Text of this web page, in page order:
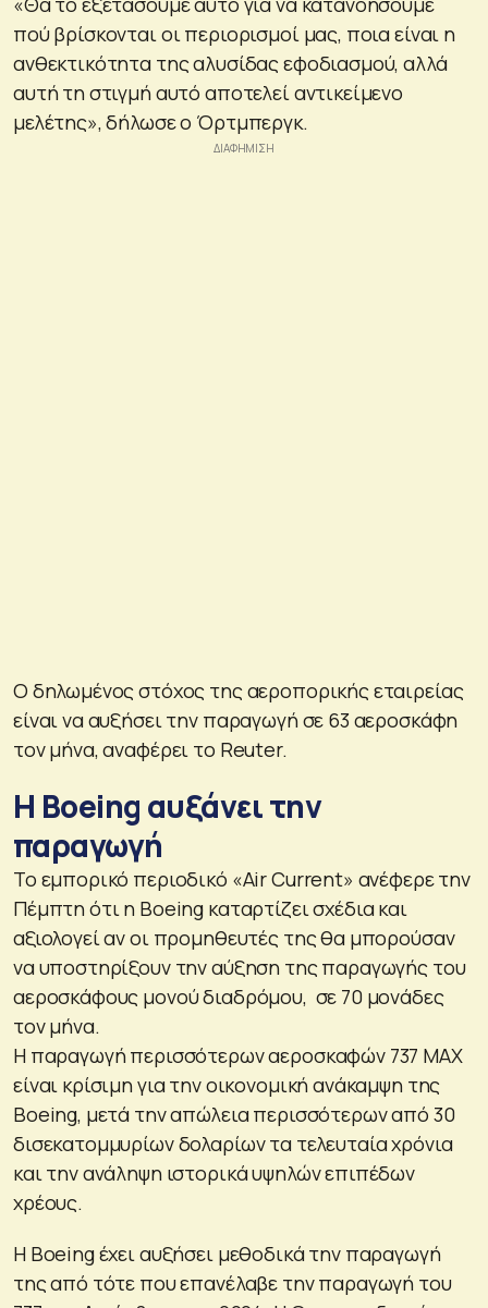
πού βρίσκονται οι περιορισμοί μας, ποια είναι η
ανθεκτικότητα της αλυσίδας εφοδιασμού, αλλά
αυτή τη στιγμή αυτό αποτελεί αντικείμενο
μελέτης», δήλωσε ο Όρτμπεργκ.
Ο δηλωμένος στόχος της αεροπορικής εταιρείας
είναι να αυξήσει την παραγωγή σε 63 αεροσκάφη
τον μήνα, αναφέρει το Reuter.
H Boeing αυξάνει την
παραγωγή
Το εμπορικό περιοδικό «Air Current» ανέφερε την
Πέμπτη ότι η Boeing καταρτίζει σχέδια και
αξιολογεί αν οι προμηθευτές της θα μπορούσαν
να υποστηρίξουν την αύξηση της παραγωγής του
αεροσκάφους μονού διαδρόμου, σε 70 μονάδες
τον μήνα.
Η παραγωγή περισσότερων αεροσκαφών 737 MAX
είναι κρίσιμη για την οικονομική ανάκαμψη της
Boeing, μετά την απώλεια περισσότερων από 30
δισεκατομμυρίων δολαρίων τα τελευταία χρόνια
και την ανάληψη ιστορικά υψηλών επιπέδων
χρέους.
Η Boeing έχει αυξήσει μεθοδικά την παραγωγή
της από τότε που επανέλαβε την παραγωγή του